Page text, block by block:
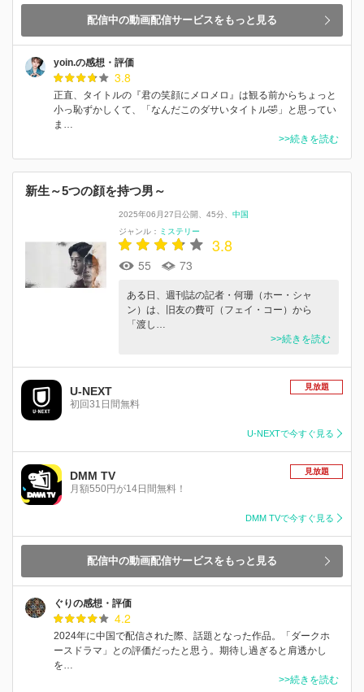
配信中の動画配信サービスをもっと見る
yoin.の感想・評価
3.8
正直、タイトルの『君の笑顔にメロメロ』は観る前からちょっと
小っ恥ずかしくて、「なんだこのダサいタイトル🤣」と思ってい
ま…
>>続きを読む
新生～5つの顔を持つ男～
2025年06月27日公開 45分
中国
ジャンル： ミステリー
3.8
55 73
ある日、週刊誌の記者・何珊（ホー・シャ
ン）は、旧友の費可（フェイ・コー）から
「渡し…
>>続きを読む
U-NEXT
初回31日間無料
見放題
U-NEXTで今すぐ見る
DMM TV
月額550円が14日間無料！
見放題
DMM TVで今すぐ見る
配信中の動画配信サービスをもっと見る
ぐりの感想・評価
4.2
2024年に中国で配信された際、話題となった作品。「ダークホ
ースドラマ」との評価だったと思う。期待し過ぎると肩透かし
を…
>>続きを読む